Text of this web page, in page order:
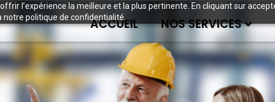
l’expérience la meilleure et la plus pertinente. En cliquant sur
politique de confidentialité.
ACCUEIL NOS SERVICES